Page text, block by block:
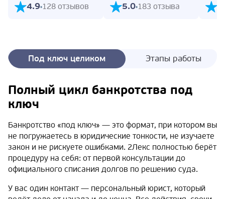
4.9 128 отзывов
5.0 183 отзыва
Под ключ целиком Этапы работы
Полный цикл банкротства под
ключ
Банкротство «под ключ» — это формат, при котором вы
не погружаетесь в юридические тонкости, не изучаете
закон и не рискуете ошибками. 2Лекс полностью берёт
процедуру на себя: от первой консультации до
официального списания долгов по решению суда.
У вас один контакт — персональный юрист, который